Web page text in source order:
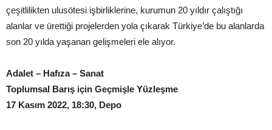
çeşitlilikten ulusötesi işbirliklerine, kurumun 20 yıldır çalıştığı
alanlar ve ürettiği projelerden yola çıkarak Türkiye’de bu alanlarda
son 20 yılda yaşanan gelişmeleri ele alıyor.
Adalet – Hafıza – Sanat
Toplumsal Barış için Geçmişle Yüzleşme
17 Kasım 2022, 18:30, Depo